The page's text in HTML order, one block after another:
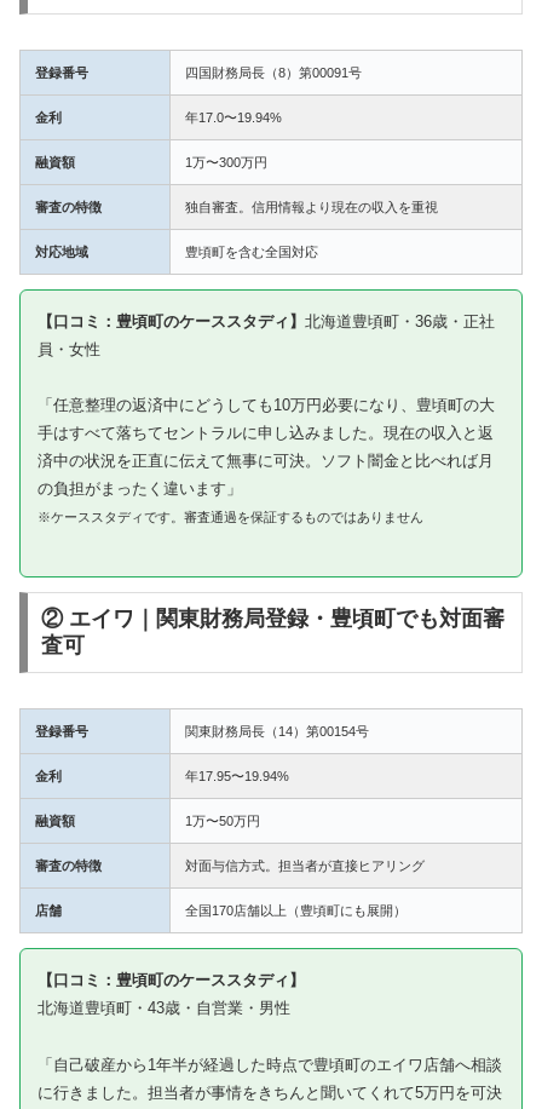
登録番号 四国財務局長（8）第00091号
金利 年17.0〜19.94%
融資額 1万〜300万円
審査の特徴 独自審査。信用情報より現在の収入を重視
対応地域 豊頃町を含む全国対応
【口コミ：豊頃町のケーススタディ】 北海道豊頃町・36歳・正社
員・女性
「任意整理の返済中にどうしても10万円必要になり、豊頃町の大
手はすべて落ちてセントラルに申し込みました。現在の収入と返
済中の状況を正直に伝えて無事に可決。ソフト闇金と比べれば月
の負担がまったく違います」
※ケーススタディです。審査通過を保証するものではありません
② エイワ｜関東財務局登録・豊頃町でも対面審
査可
登録番号 関東財務局長（14）第00154号
金利 年17.95〜19.94%
融資額 1万〜50万円
審査の特徴 対面与信方式。担当者が直接ヒアリング
店舗 全国170店舗以上（豊頃町にも展開）
【口コミ：豊頃町のケーススタディ】
北海道豊頃町・43歳・自営業・男性
「自己破産から1年半が経過した時点で豊頃町のエイワ店舗へ相談
に行きました。担当者が事情をきちんと聞いてくれて5万円を可決